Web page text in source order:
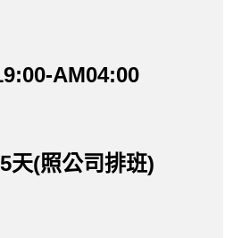
AM04:00
天(照公司排班)